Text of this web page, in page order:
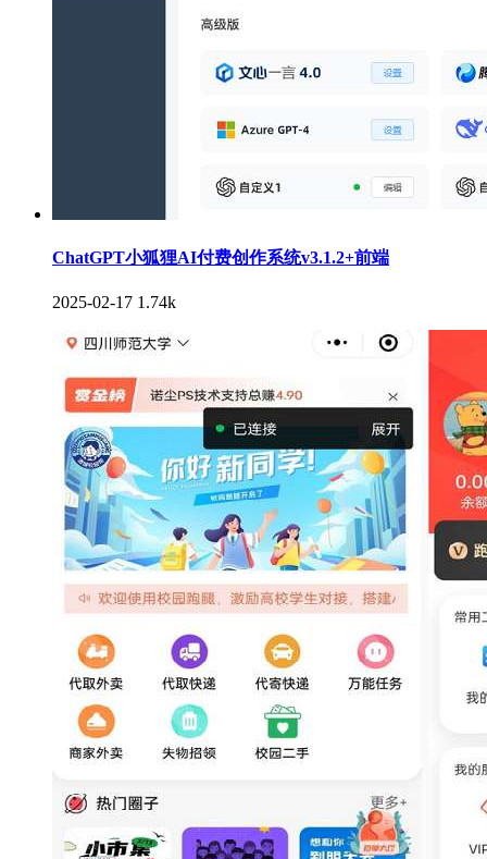
ChatGPT小狐狸AI付费创作系统v3.1.2+前端
2025-02-17 1.74k